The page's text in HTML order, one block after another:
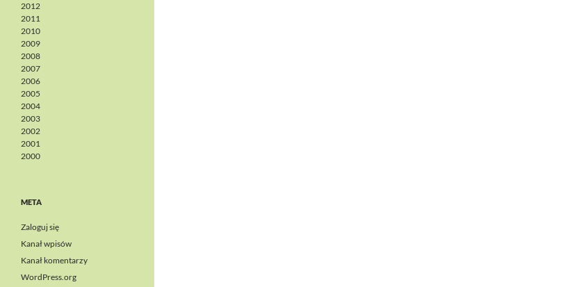
2012
2011
2010
2009
2008
2007
2006
2005
2004
2003
2002
2001
2000
META
Zaloguj się
Kanał wpisów
Kanał komentarzy
WordPress.org